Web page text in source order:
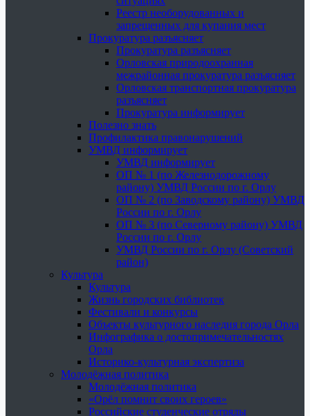
Реестр необорудованных и
запрещенных для купания мест
Прокуратура разъясняет
Прокуратура разъясняет
Орловская природоохранная
межрайонная прокуратура разъясняет
Орловская транспортная прокуратура
разъясняет
Прокуратура информирует
Полезно знать
Профилактика правонарушений
УМВД информирует
УМВД информирует
ОП № 1 (по Железнодорожному
району) УМВД России по г. Орлу
ОП № 2 (по Заводскому району) УМВД
России по г. Орлу
ОП № 3 (по Северному району) УМВД
России по г. Орлу
УМВД России по г. Орлу (Советский
район)
Культура
Культура
Жизнь городских библиотек
Фестивали и конкурсы
Объекты культурного наследия города Орла
Инфографика о достопримечательностях
Орла
Историко-культурная экспертиза
Молодёжная политика
Молодёжная политика
«Орёл помнит своих героев»
Российские студенческие отряды